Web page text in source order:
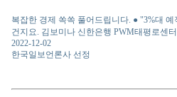
복잡한 경제 쏙쏙 풀어드립니다. ● "3%대
건지요. 김보미나 신한은행 PWM태평로센
2022-12-02
한국일보언론사 선정